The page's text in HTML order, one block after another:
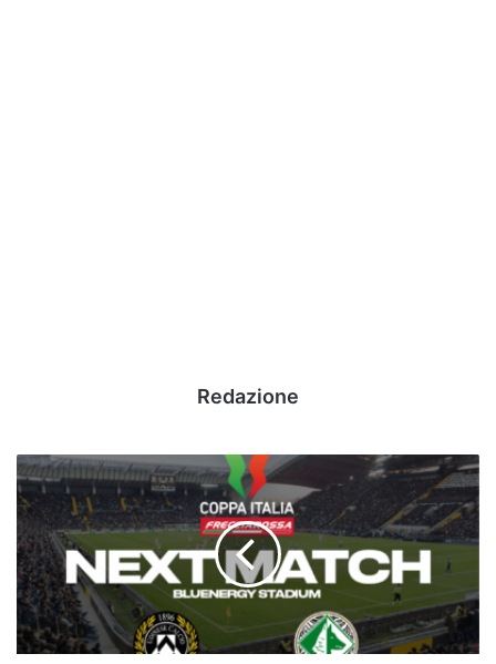
Redazione
Udinese-
Avellino,
attiva
la
prevendita
dei
tagliandi:
prezzi
e